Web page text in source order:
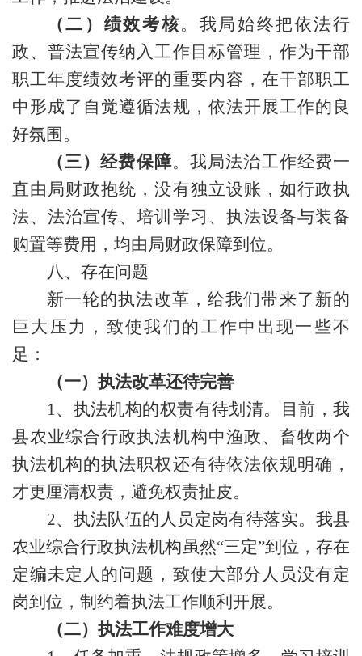
（二）绩效考核。我局始终把依法行
政、普法宣传纳入工作目标管理 ， 作为干部
职工年度绩效考评的重要内容， 在干部职工
中形成了自觉遵循法规，依法开展工作的良
好氛围。
（三）经费保障。我局法治工作经费一
直由局财政抱统，没有独立设账，如行政执
法、法治宣传、培训学习、执法设备与装备
购置等费用，均由局财政保障到位。
八、 存在问题
新一轮的执法改革，给我们带来了新的
巨大压力，致使我们的工作中出现一些不
足：
（一）执法改革还待完善
1、执法机构的权责有待划清。
目前，我
县农业综合行政执法机构中渔政、畜牧两个
执法机构的执法职权还有待依法依规明确，
才更厘清权责，避免权责扯皮。
2、执法队伍的 人员定岗有待落实。我县
农业综合行政执法机构虽然“三定”到位，存在
定编未定人的问题，致使大部分人员没有定
岗到位，制约着执法工作顺利开展。
（二）执法工作难度增大